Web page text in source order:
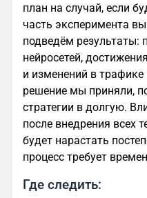
план на случай, если
часть эксперимента
подведём результаты:
нейросетей,
и изменений в
решение мы приняли,
стратегии в долгую.
после внедрения всех
будет нарастать
процесс требует
Где следить: